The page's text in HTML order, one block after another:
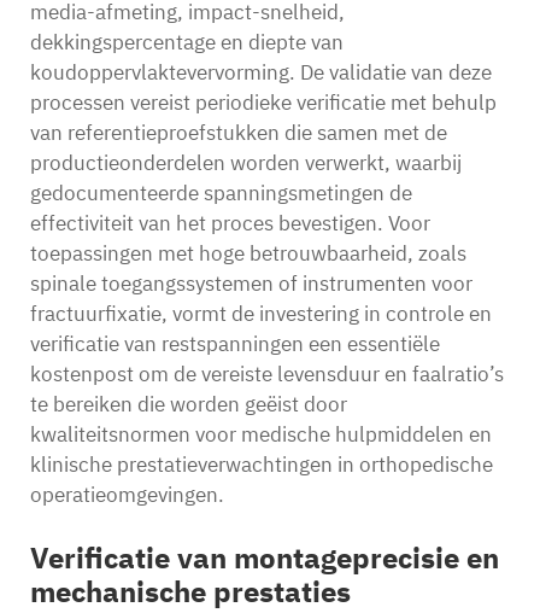
media-afmeting, impact-snelheid,
dekkingspercentage en diepte van
koudoppervlaktevervorming. De validatie van deze
processen vereist periodieke verificatie met behulp
van referentieproefstukken die samen met de
productieonderdelen worden verwerkt, waarbij
gedocumenteerde spanningsmetingen de
effectiviteit van het proces bevestigen. Voor
toepassingen met hoge betrouwbaarheid, zoals
spinale toegangssystemen of instrumenten voor
fractuurfixatie, vormt de investering in controle en
verificatie van restspanningen een essentiële
kostenpost om de vereiste levensduur en faalratio’s
te bereiken die worden geëist door
kwaliteitsnormen voor medische hulpmiddelen en
klinische prestatieverwachtingen in orthopedische
operatieomgevingen.
Verificatie van montageprecisie en
mechanische prestaties